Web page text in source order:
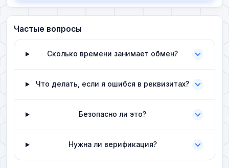
Частые вопросы
Сколько времени занимает обмен?
Что делать, если я ошибся в реквизитах?
Безопасно ли это?
Нужна ли верификация?